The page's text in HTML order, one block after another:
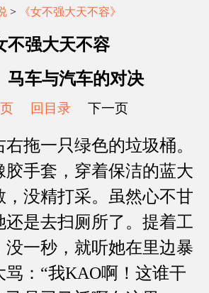
> 《女不强大天不容》
不强大天不容
马车与汽车的对决
回目录下一页
一只绿色的垃圾桶。
胶手套，穿着保洁的蓝大
，没精打采。虽然心不甘
还是去扫厕所了。提着工
没一秒，就听她在里边暴
骂：“我KAO啊！这谁干